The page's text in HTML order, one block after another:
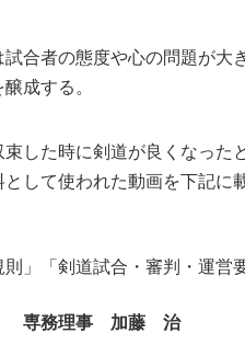
者の態度や心の問題が大
成する。
した時に剣道が良くなった
して使われた動画を下記に
「剣道試合・審判・運営
専務理事 加藤 治